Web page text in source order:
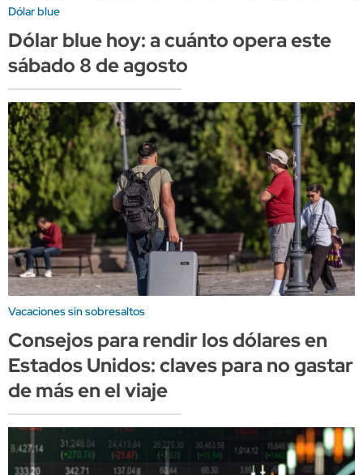
Dólar blue
Dólar blue hoy: a cuánto opera este
sábado 8 de agosto
Vacaciones sin sobresaltos
Consejos para rendir los dólares en
Estados Unidos: claves para no gastar
de más en el viaje